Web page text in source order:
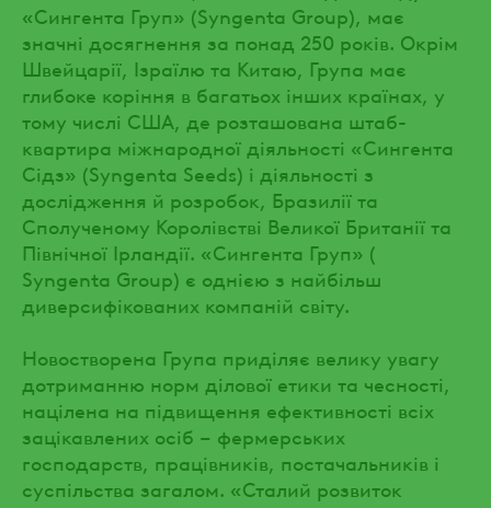
«Сингента Груп» (Syngenta Group), має
значні досягнення за понад 250 років. Окрім
Швейцарії, Ізраїлю та Китаю, Група має
глибоке коріння в багатьох інших країнах, у
тому числі США, де розташована штаб-
квартира міжнародної діяльності «Сингента
Сідз» (Syngenta Seeds) і діяльності з
дослідження й розробок, Бразилії та
Сполученому Королівстві Великої Британії та
Північної Ірландії. «Сингента Груп» (
Syngenta Group) є однією з найбільш
диверсифікованих компаній світу.
Новостворена Група приділяє велику увагу
дотриманню норм ділової етики та чесності,
націлена на підвищення ефективності всіх
зацікавлених осіб – фермерських
господарств, працівників, постачальників і
суспільства загалом. «Сталий розвиток